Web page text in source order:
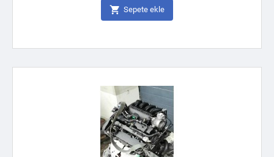
 Sepete ekle